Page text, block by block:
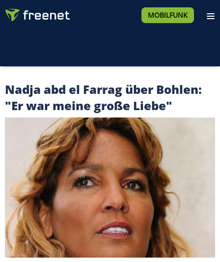
MOBILFUNK
Nadja abd el Farrag über Bohlen:
"Er war meine große Liebe"